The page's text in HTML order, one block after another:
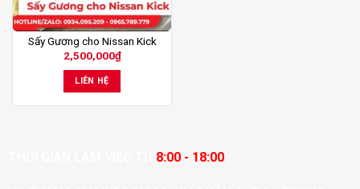
Sấy Gương cho Nissan Kick
2,500,000₫
LIÊN HỆ
8:00 - 18:00